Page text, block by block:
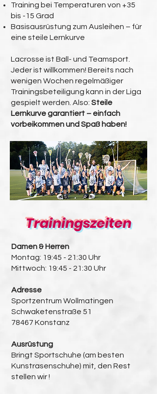
Training bei Temperaturen von +35
bis -15 Grad
Basisausrüstung zum Ausleihen – für
eine steile Lernkurve
Lacrosse ist Ball- und Teamsport.
Jeder ist willkommen! Bereits nach
wenigen Wochen regelmäßiger
Trainingsbeteiligung kann in der Liga
gespielt werden. Also: Steile
Lernkurve garantiert – einfach
vorbeikommen und Spaß haben!
Trainingszeiten
Damen & Herren
Montag: 19:45 - 21:30 Uhr
Mittwoch: 19:45 - 21:30 Uhr
Adresse
Sportzentrum Wollmatingen
Schwaketenstraße 51
78467 Konstanz
Ausrüstung
Bringt Sportschuhe (am besten
Kunstrasenschuhe) mit, den Rest
stellen wir !